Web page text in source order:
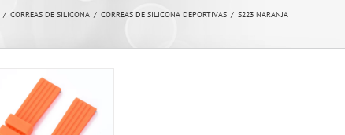
/ CORREAS DE SILICONA / CORREAS DE SILICONA DEPORTIVAS / S223 NARANJA